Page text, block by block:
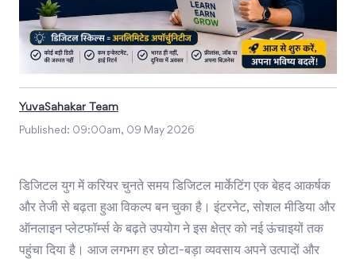
YuvaSahakar Team
Published: 09:00am, 09 May 2026
डिजिटल युग में करियर चुनते समय डिजिटल मार्केटिंग एक बेहद आकर्षक
और तेजी से बढ़ता हुआ विकल्प बन चुका है। इंटरनेट, सोशल मीडिया और
ऑनलाइन प्लेटफॉर्म्स के बढ़ते उपयोग ने इस क्षेत्र को नई ऊंचाइयों तक
पहुंचा दिया है। आज लगभग हर छोटा-बड़ा व्यवसाय अपने उत्पादों और